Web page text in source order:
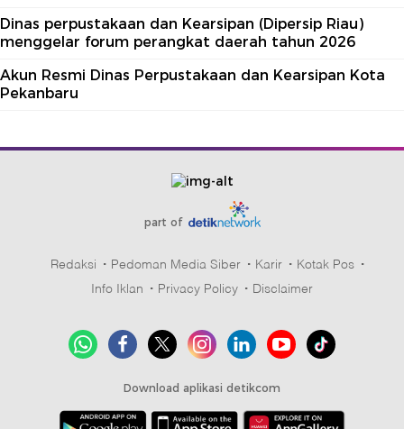
Dinas perpustakaan dan Kearsipan (Dipersip Riau)
menggelar forum perangkat daerah tahun 2026
Akun Resmi Dinas Perpustakaan dan Kearsipan Kota
Pekanbaru
part of
Redaksi Pedoman Media Siber Karir
Kotak Pos
Info Iklan
Privacy Policy Disclaimer
Download aplikasi detikcom